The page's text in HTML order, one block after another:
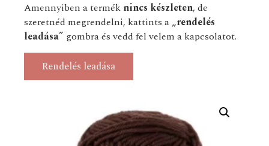
Amennyiben a termék nincs készleten, de
szeretnéd megrendelni, kattints a „rendelés
leadása” gombra és vedd fel velem a kapcsolatot.
Rendelés leadása